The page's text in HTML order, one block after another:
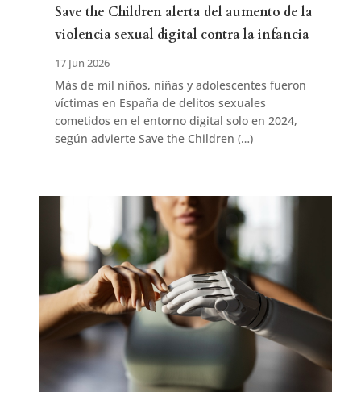
Save the Children alerta del aumento de la
violencia sexual digital contra la infancia
17 Jun 2026
Más de mil niños, niñas y adolescentes fueron
víctimas en España de delitos sexuales
cometidos en el entorno digital solo en 2024,
según advierte Save the Children (…)